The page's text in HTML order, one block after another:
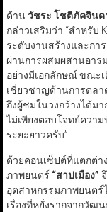
ด้านวัชระ โชติภัคจินด
กล่าวเสริมว่า “สำหรับ
ระดับงานสร้างและกา
ผ่านการผสมผสานอา
อย่างมีเอกลักษณ์ ขณะเ
เชี่ยวชาญด้านการตลา
ถึงผู้ชมในวงกว้างได้ม
ไม่เพียงตอบโจทย์ควา
ระยะยาวครับ”
ด้วยคอนเซ็ปต์ที่แตกต่า
ภาพยนตร์ “สาปเมือง”
อุตสาหกรรมภาพยนตร์
เรื่องที่หยั่งรากจากวัฒ